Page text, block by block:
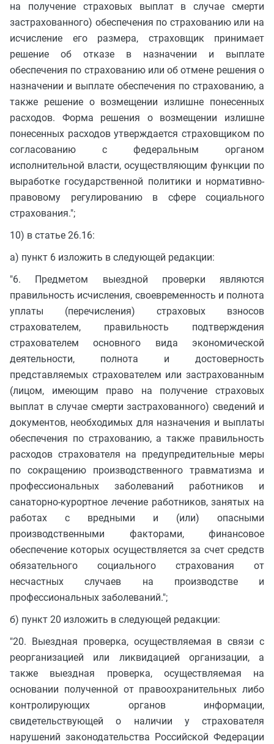
на получение страховых выплат в случае смерти
застрахованного) обеспечения по страхованию или на
исчисление его размера, страховщик принимает
решение об отказе в назначении и выплате
обеспечения по страхованию или об отмене решения о
назначении и выплате обеспечения по страхованию, а
также решение о возмещении излишне понесенных
расходов. Форма решения о возмещении излишне
понесенных расходов утверждается страховщиком по
согласованию с федеральным органом
исполнительной власти, осуществляющим функции по
выработке государственной политики и нормативно-
правовому регулированию в сфере социального
страхования.";
10) в статье 26.16:
а) пункт 6 изложить в следующей редакции:
"6. Предметом выездной проверки являются
правильность исчисления, своевременность и полнота
уплаты (перечисления) страховых взносов
страхователем, правильность подтверждения
страхователем основного вида экономической
деятельности, полнота и достоверность
представляемых страхователем или застрахованным
(лицом, имеющим право на получение страховых
выплат в случае смерти застрахованного) сведений и
документов, необходимых для назначения и выплаты
обеспечения по страхованию, а также правильность
расходов страхователя на предупредительные меры
по сокращению производственного травматизма и
профессиональных заболеваний работников и
санаторно-курортное лечение работников, занятых на
работах с вредными и (или) опасными
производственными факторами, финансовое
обеспечение которых осуществляется за счет средств
обязательного социального страхования от
несчастных случаев на производстве и
профессиональных заболеваний.";
б) пункт 20 изложить в следующей редакции:
"20. Выездная проверка, осуществляемая в связи с
реорганизацией или ликвидацией организации, а
также выездная проверка, осуществляемая на
основании полученной от правоохранительных либо
контролирующих органов информации,
свидетельствующей о наличии у страхователя
нарушений законодательства Российской Федерации